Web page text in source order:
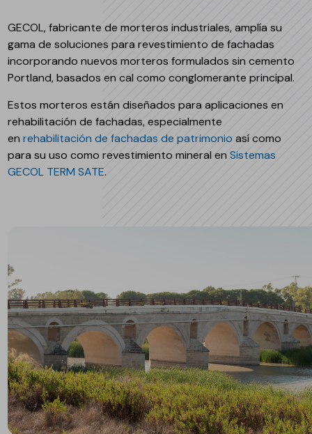
GECOL, fabricante de morteros industriales, amplía su
gama de soluciones para revestimiento de fachadas
incorporando nuevos morteros formulados sin cemento
Portland, basados en cal como conglomerante principal.
Estos morteros están diseñados para aplicaciones en
rehabilitación de fachadas, especialmente
enrehabilitación de fachadas de patrimonio así como
para su uso como revestimiento mineral enSistemas
GECOL TERM SATE.